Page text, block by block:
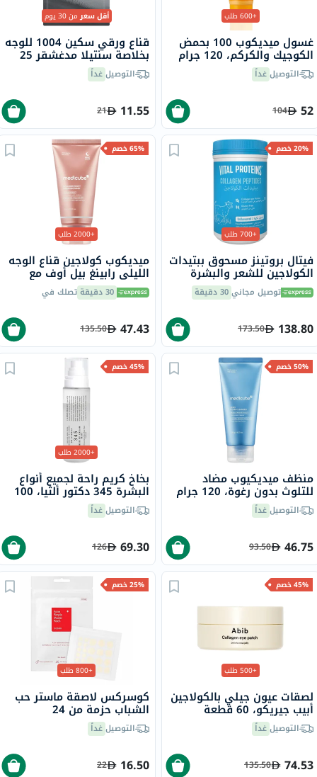
+600 طلب
غسول ميديكوب 100 بحمض
الكوجيك والكركم، 120 جرام
التوصيلغداً
52
104
أقل سعرمن 30 يوم
قناع ورقي سكين 1004 للوجه
بخلاصة سنتيلا مدغشقر 25
ملالتوصيلغداً
11.55
21
20% خصم
+700 طلب
فيتال بروتينز مسحوق ببتيدات
الكولاجين للشعر والبشرة
والأظافر 284 جرامتوصيل مجاني30 دقيقة
138.80
173.50
65% خصم
+2000 طلب
ميديكوب كولاجين قناع الوجه
الليلي رابينغ بيل أوف مع
النياسيناميد والسيراميد 75
مل 30 دقيقة تصلك في
47.43
135.50
50% خصم
منظف ميديكيوب مضاد
للتلوث بدون رغوة، 120 جرام
التوصيلغداً
46.75
93.50
45% خصم
+2000 طلب
بخاخ كريم راحة لجميع أنواع
البشرة 345 دكتور ألثيا، 100
ملالتوصيلغداً
69.30
126
45% خصم
+500 طلب
لصقات عيون جيلي بالكولاجين
أبيب جيريكو، 60 قطعة
التوصيلغداً
74.53
135.50
25% خصم
+800 طلب
كوسركس لاصقة ماستر حب
الشباب حزمة من 24
التوصيلغداً
16.50
22